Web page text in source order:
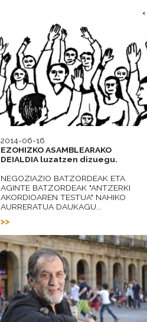
‹
2014-06-16
EZOHIZKO ASAMBLEARAKO
DEIALDIA luzatzen dizuegu.
NEGOZIAZIO BATZORDEAK ETA
AGINTE BATZORDEAK "ANTZERKI
AKORDIOAREN TESTUA" NAHIKO
AURRERATUA DAUKAGU...